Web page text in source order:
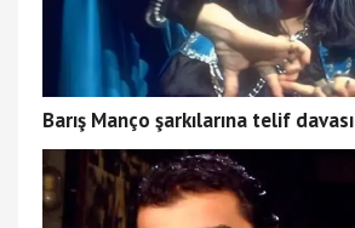
Barış Manço şarkılarına telif davası